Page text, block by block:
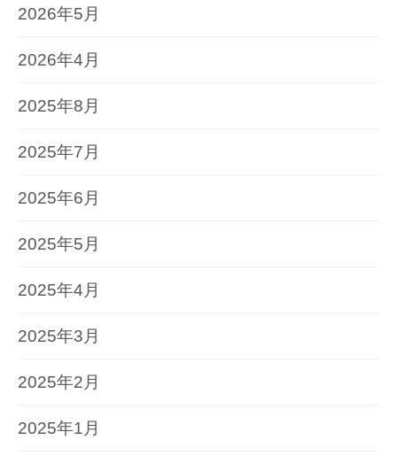
2026年5月
2026年4月
2025年8月
2025年7月
2025年6月
2025年5月
2025年4月
2025年3月
2025年2月
2025年1月